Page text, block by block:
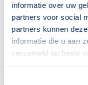
informatie over uw
partners voor social
partners kunnen
informatie die u aan
verzameld op basis
Scholen
1